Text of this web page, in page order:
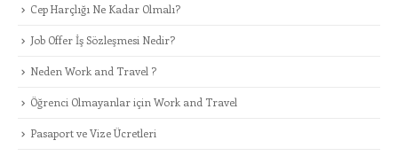
Cep Harçlığı Ne Kadar Olmalı?
Job Offer İş Sözleşmesi Nedir?
Neden Work and Travel ?
Öğrenci Olmayanlar için Work and Travel
Pasaport ve Vize Ücretleri